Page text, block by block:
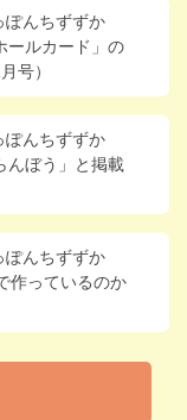
ぽんちずずか
ールカード」の
号）
ぽんちずずか
んぼう」と掲載
ぽんちずずか
作っているのか